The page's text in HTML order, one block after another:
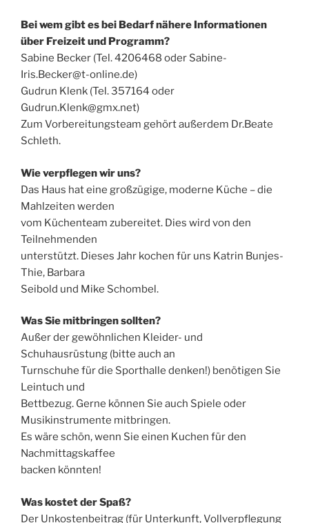
Bei wem gibt es bei Bedarf nähere Informationen
über Freizeit und Programm?
Sabine Becker (Tel. 4206468 oder Sabine-
Iris.Becker@t-online.de)
Gudrun Klenk (Tel. 357164 oder
Gudrun.Klenk@gmx.net)
Zum Vorbereitungsteam gehört außerdem Dr.Beate
Schleth.
Wie verpflegen wir uns?
Das Haus hat eine großzügige, moderne Küche – die
Mahlzeiten werden
vom Küchenteam zubereitet. Dies wird von den
Teilnehmenden
unterstützt. Dieses Jahr kochen für uns Katrin Bunjes-
Thie, Barbara
Seibold und Mike Schombel.
Was Sie mitbringen sollten?
Außer der gewöhnlichen Kleider- und
Schuhausrüstung (bitte auch an
Turnschuhe für die Sporthalle denken!) benötigen Sie
Leintuch und
Bettbezug. Gerne können Sie auch Spiele oder
Musikinstrumente mitbringen.
Es wäre schön, wenn Sie einen Kuchen für den
Nachmittagskaffee
backen könnten!
Was kostet der Spaß?
Der Unkostenbeitrag (für Unterkunft, Vollverpflegung